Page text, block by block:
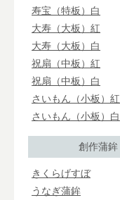
寿宝（特板）白
大寿（大板）紅
大寿（大板）白
祝扇（中板）紅
祝扇（中板）白
さいもん（小板）紅
さいもん（小板）白
創作蒲鉾
きくらげすぼ
うなぎ蒲鉾